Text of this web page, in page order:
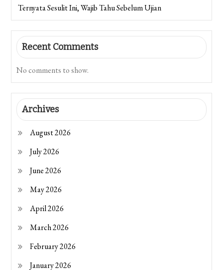
Ternyata Sesulit Ini, Wajib Tahu Sebelum Ujian
Recent Comments
No comments to show.
Archives
August 2026
July 2026
June 2026
May 2026
April 2026
March 2026
February 2026
January 2026